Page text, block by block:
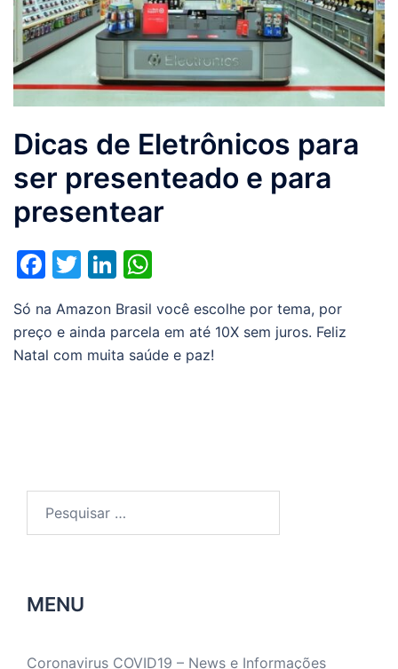
Dicas de Eletrônicos para
ser presenteado e para
presentear
Facebook
TwitterLinkedIn
Só na Amazon Brasil você escolhe por tema, por
preço e ainda parcela em até 10X sem juros. Feliz
Natal com muita saúde e paz!
por:
MENU
Coronavirus COVID19 – News e Informações